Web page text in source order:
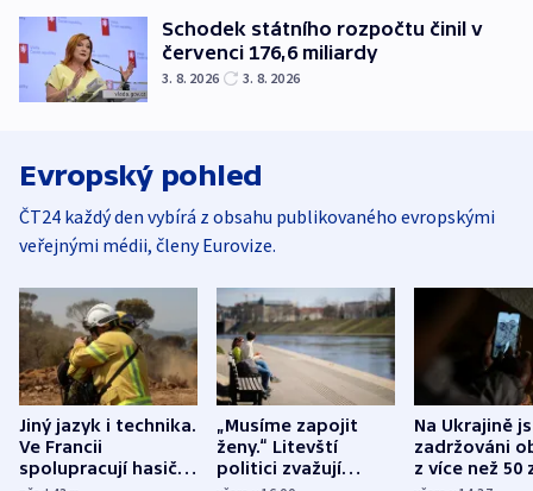
Schodek státního rozpočtu činil v
červenci 176,6 miliardy
3. 8. 2026 3. 8. 2026
Evropský pohled
ČT24 každý den vybírá z obsahu publikovaného evropskými
veřejnými médii, členy Eurovize.
Jiný jazyk i technika.
Ve Francii
spolupracují hasiči z
„Musíme zapojit
ženy.“ Litevští
politici zvažují
Na Ukrajině
zadržováni
z více než 50